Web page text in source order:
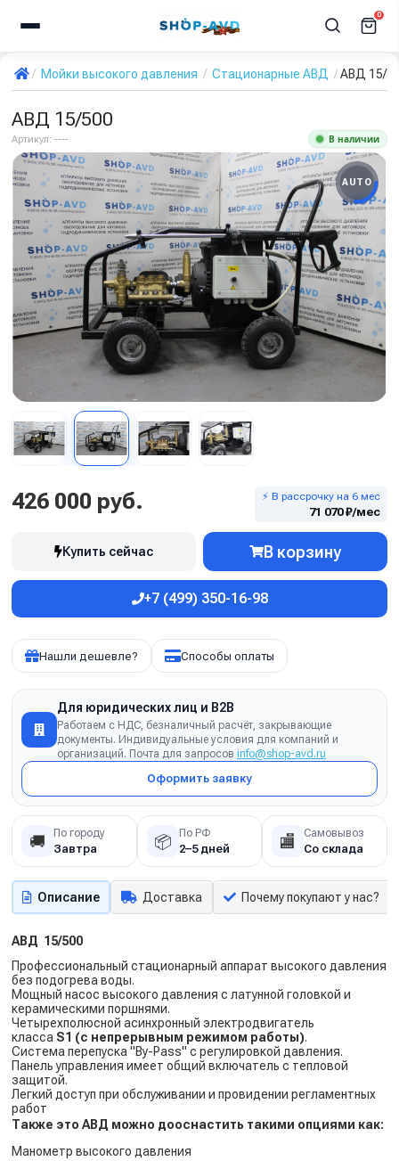
0
Мойки высокого давления Стационарные АВД АВД 15/
АВД 15/500
Артикул: ---- В наличии
AUTO
426 000 руб. ⚡ В рассрочку на 6 мес
71 070 ₽/мес
Купить сейчас В корзину
+7 (499) 350-16-98
Нашли дешевле? Способы оплаты
Для юридических лиц и B2B
Работаем с НДС, безналичный расчёт, закрывающие
документы. Индивидуальные условия для компаний и
организаций. Почта для запросов info@shop-avd.ru
Оформить заявку
🚚 По городу
Завтра 📦 По РФ
2–5 дней 🏬 Самовывоз
Со склада
Описание Доставка Почему покупают у нас?
АВД 15/500
Профессиональный стационарный аппарат высокого давления
без подогрева воды.
Мощный насос высокого давления с латунной головкой и
керамическими поршнями.
Четырехполюсной асинхронный электродвигатель
класса S1 (с непрерывным режимом работы).
Система перепуска "By-Pass" с регулировкой давления.
Панель управления имеет общий включатель с тепловой
защитой.
Легкий доступ при обслуживании и провидении регламентных
работ
Также это АВД можно дооснастить такими опциями как:
Манометр высокого давления